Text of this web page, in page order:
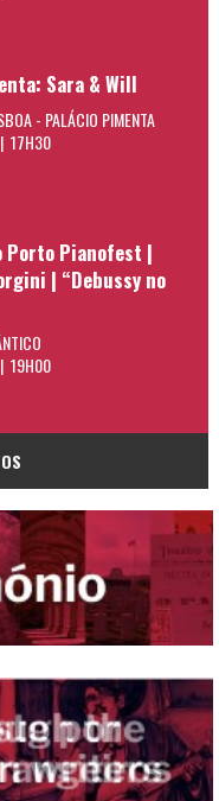
Sara & Will
- PALÁCIO PIMENTA
17H30
Porto Pianofest |
| “Debussy no
19H00